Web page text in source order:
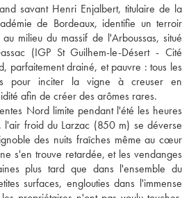
savant Henri Enjalbert, titulaire de la
de Bordeaux, identifie un terroir
milieu du massif de l'Arboussas, situé
(IGP St Guilhem-le-Désert - Cité
parfaitement drainé, et pauvre : tous les
pour inciter la vigne à creuser en
afin de créer des arômes rares.
Nord limite pendant l'été les heures
l'air froid du Larzac (850 m) se déverse
des nuits fraîches même au cœur
s'en trouve retardée, et les vendanges
plus tard que dans l'ensemble du
surfaces, englouties dans l'immense